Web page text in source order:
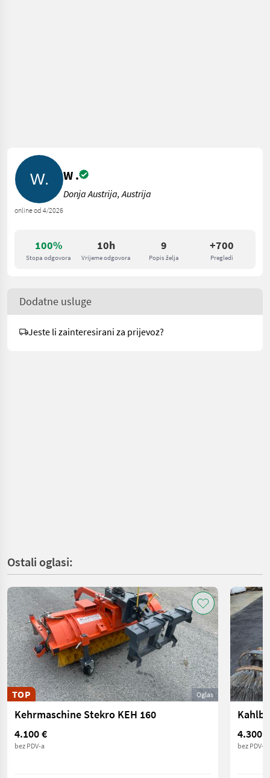
100%
Stopa odgovora
10h
Vrijeme odgovora
9
Popis želja
+700
Pregledi
online od 4/2026
W .
Donja Austrija, Austrija
Dodatne usluge
Jeste li zainteresirani za prijevoz?
Ostali oglasi:
Oglas
TOP
Kehrmaschine Stekro KEH 160
4.100 €
bez PDV-a
4.300 €
bez PDV-a